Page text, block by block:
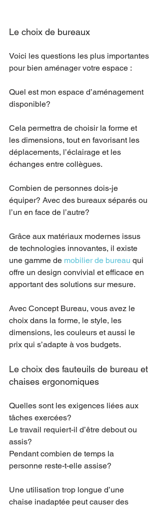
Le choix de bureaux
Voici les questions les plus importantes
pour bien aménager votre espace :
Quel est mon espace d’aménagement
disponible?
Cela permettra de choisir la forme et
les dimensions, tout en favorisant les
déplacements, l’éclairage et les
échanges entre collègues.
Combien de personnes dois-je
équiper? Avec des bureaux séparés ou
l’un en face de l’autre?
Grâce aux matériaux modernes issus
de technologies innovantes, il existe
une gamme de mobilier de bureau qui
offre un design convivial et efficace en
apportant des solutions sur mesure.
Avec Concept Bureau, vous avez le
choix dans la forme, le style, les
dimensions, les couleurs et aussi le
prix qui s’adapte à vos budgets.
Le choix des fauteuils de bureau et
chaises ergonomiques
Quelles sont les exigences liées aux
tâches exercées?
Le travail requiert-il d’être debout ou
assis?
Pendant combien de temps la
personne reste-t-elle assise?
Une utilisation trop longue d’une
chaise inadaptée peut causer des